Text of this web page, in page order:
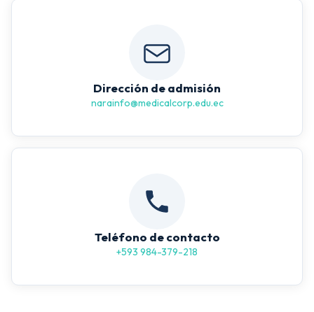
Dirección de admisión
narainfo@medicalcorp.edu.ec
Teléfono de contacto
+593 984-379-218